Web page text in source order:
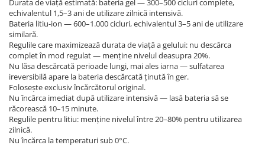
Durata de viață estimată: bateria gel — 300–500 cicluri complete,
echivalentul 1,5–3 ani de utilizare zilnică intensivă.
Bateria litiu-ion — 600–1.000 cicluri, echivalentul 3–5 ani de utilizare
similară.
Regulile care maximizează durata de viață a gelului: nu descărca
complet în mod regulat — menține nivelul deasupra 20%.
Nu lăsa descărcată perioade lungi, mai ales iarna — sulfatarea
ireversibilă apare la bateria descărcată ținută în ger.
Folosește exclusiv încărcătorul original.
Nu încărca imediat după utilizare intensivă — lasă bateria să se
răcorească 10–15 minute.
Regulile pentru litiu: menține nivelul între 20–80% pentru utilizarea
zilnică.
Nu încărca la temperaturi sub 0°C.